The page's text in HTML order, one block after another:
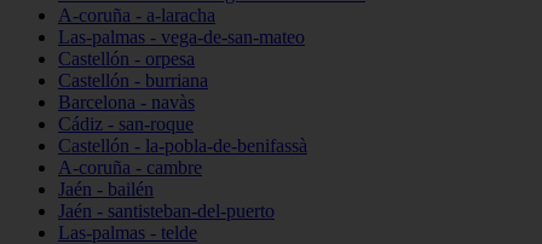
A-coruña - a-laracha
Las-palmas - vega-de-san-mateo
Castellón - orpesa
Castellón - burriana
Barcelona - navàs
Cádiz - san-roque
Castellón - la-pobla-de-benifassà
A-coruña - cambre
Jaén - bailén
Jaén - santisteban-del-puerto
Las-palmas - telde